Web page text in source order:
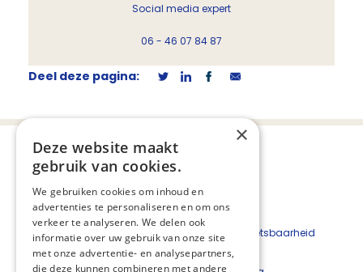
Social media expert
06 - 46 07 84 87
Deel deze pagina:
Beveiligingskwetsbaarheid
melden
×
Deze website maakt
gebruik van cookies.
We gebruiken cookies om inhoud en
advertenties te personaliseren en om ons
verkeer te analyseren. We delen ook
informatie over uw gebruik van onze site
met onze advertentie- en analysepartners,
die deze kunnen combineren met andere